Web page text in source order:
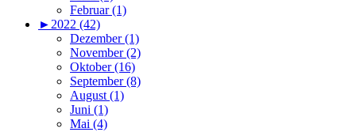
Februar (1)
► 2022 (42)
Dezember (1)
November (2)
Oktober (16)
September (8)
August (1)
Juni (1)
Mai (4)